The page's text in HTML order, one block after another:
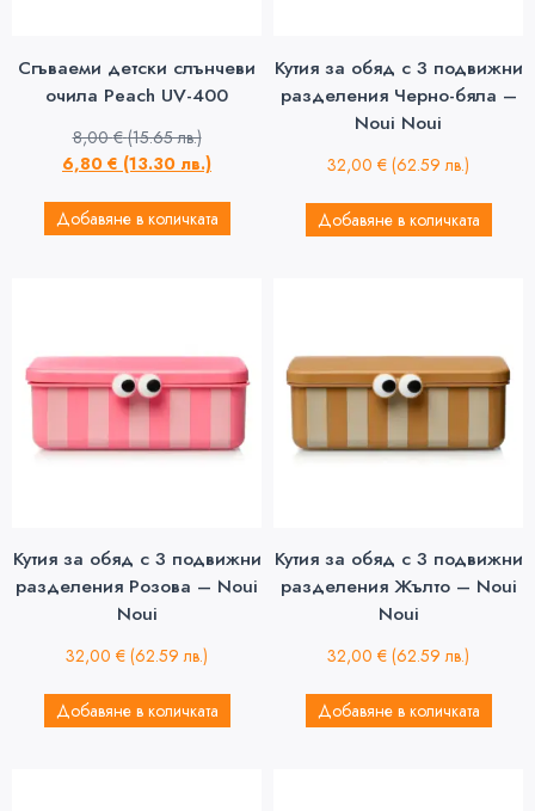
Сгъваеми детски слънчеви
очила Peach UV-400
8,00€ (15.65 лв.)
6,80 € (13.30 лв.)
Добавяне в количката
Кутия за обяд с 3 подвижни
разделения Черно-бяла –
Noui Noui
32,00 € (62.59 лв.)
Добавяне в количката
Кутия за обяд с 3 подвижни
разделения Розова – Noui
Noui
32,00 € (62.59 лв.)
Добавяне в количката
Кутия за обяд с 3 подвижни
разделения Жълто – Noui
Noui
32,00 € (62.59 лв.)
Добавяне в количката